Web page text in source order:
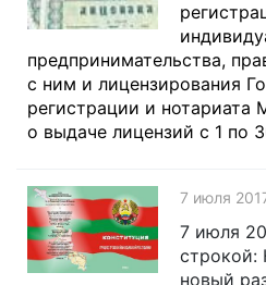
предпринимательства,
с ним и лицензирования
регистрации и
о выдаче лицензий с 1 по
7 июля
7 июля
строкой:
новый